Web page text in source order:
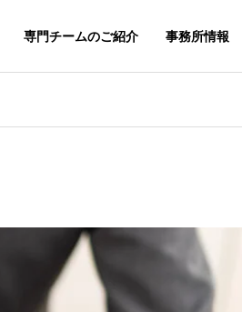
専門チームのご紹介 事務所情報